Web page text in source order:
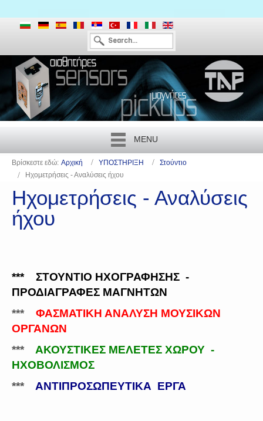
MENU
Βρίσκεστε εδώ: Αρχική ΥΠΟΣΤΗΡΙΞΗ
Στούντιο
Ηχομετρήσεις - Αναλύσεις ήχου
Ηχομετρήσεις - Αναλύσεις
ήχου
*** ΣΤΟΥΝΤΙΟ ΗΧΟΓΡΑΦΗΣΗΣ -
ΠΡΟΔΙΑΓΡΑΦΕΣ ΜΑΓΝΗΤΩΝ
*** ΦΑΣΜΑΤΙΚΗ ΑΝΑΛΥΣΗ ΜΟΥΣΙΚΩΝ
ΟΡΓΑΝΩΝ
*** ΑΚΟΥΣΤΙΚΕΣ ΜΕΛΕΤΕΣ ΧΩΡΟΥ -
ΗΧΟΒΟΛΙΣΜΟΣ
*** ΑΝΤΙΠΡΟΣΩΠΕΥΤΙΚΑ ΕΡΓΑ